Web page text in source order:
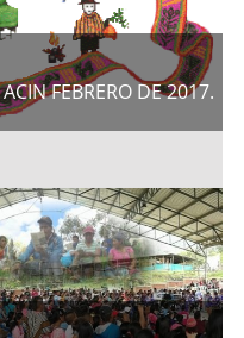
FEBRERO DE 2017.